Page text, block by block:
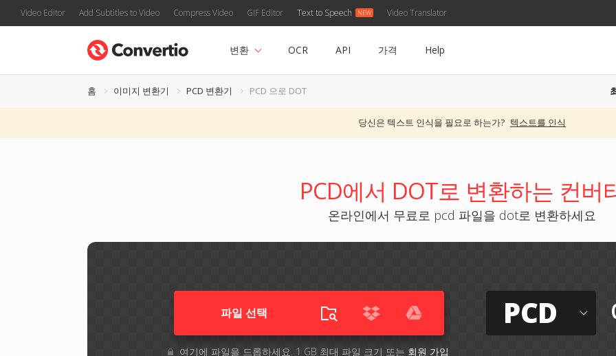
Video Editor Add Subtitles to Video Compress Video GIF Editor Text to Speech Video Translator
변환 OCR API 가격 Help
홈 이미지 변환기 PCD 변환기 PCD 으로 DOT
당신은 텍스트 인식을 필요로 하는가? 텍스트를 인식
PCD에서 DOT로 변환하는 컨버
온라인에서 무료로 pcd 파일을 dot로 변환하세요
파일 선택
여기에 파일을 드롭하세요. 1 GB 최대 파일 크기 또는 회원 가입
PCD